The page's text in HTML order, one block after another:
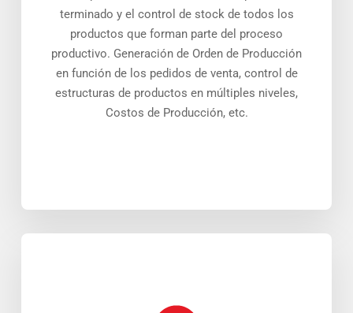
terminado y el control de stock de todos los
productos que forman parte del proceso
productivo. Generación de Orden de Producción
en función de los pedidos de venta, control de
estructuras de productos en múltiples niveles,
Costos de Producción, etc.